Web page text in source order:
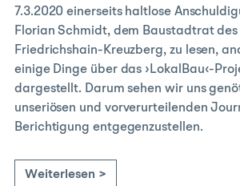
7.3.2020 einerseits haltlose
Florian Schmidt, dem Baustadtrat des
Friedrichshain-Kreuzberg, zu lesen,
einige Dinge über das ›LokalBau‹-
dargestellt. Darum sehen wir uns
unseriösen und vorverurteilenden
Berichtigung entgegenzustellen.
Weiterlesen >